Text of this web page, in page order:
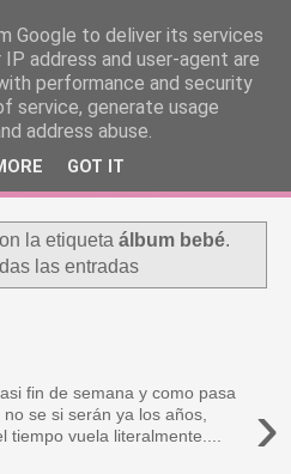
la etiqueta álbum bebé.
las entradas
›
fin de semana y como pasa
se si serán ya los años,
tiempo vuela literalmente....
Google to deliver its services
address and user-agent are
performance and security
service, generate usage
address abuse.
GOT IT